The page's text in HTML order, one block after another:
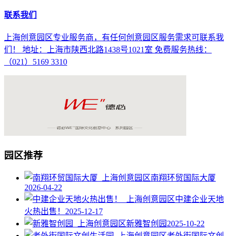
联系我们
上海创意园区专业服务商，有任何创意园区服务需求可联系我
们！ 地址：上海市陕西北路1438号1021室 免费服务热线：
（021）5169 3310
园区推荐
南翔环贸国际大厦
2026-04-22
中建企业天地
火热出售！ 2025-12-17
新雅智创园 2025-10-22